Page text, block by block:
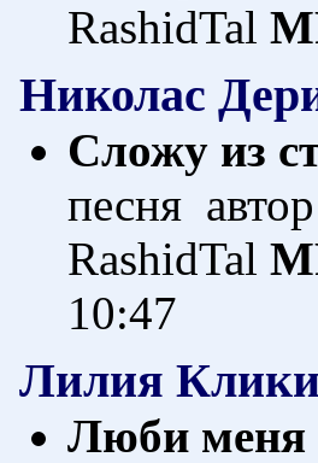
RashidTal
Николас
Сложу из
песня
RashidTal
10:47
Лилия
Люби меня